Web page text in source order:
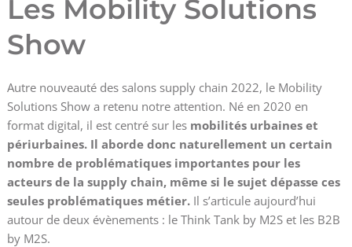
Les Mobility Solutions
Show
Autre nouveauté des salons supply chain 2022, le Mobility
Solutions Show a retenu notre attention. Né en 2020 en
format digital, il est centré sur les mobilités urbaines et
périurbaines. Il aborde donc naturellement un certain
nombre de problématiques importantes pour les
acteurs de la supply chain, même si le sujet dépasse ces
seules problématiques métier. Il s’articule aujourd’hui
autour de deux évènements : le Think Tank by M2S et les B2B
by M2S.